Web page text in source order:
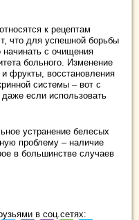
к рецептам
что для успешной борьбы
с очищения
больного. Изменение
фрукты, восстановления
системы – вот с
если использовать
устранение белесых
проблему – наличие
в большинстве случаев
в соц.сетях: